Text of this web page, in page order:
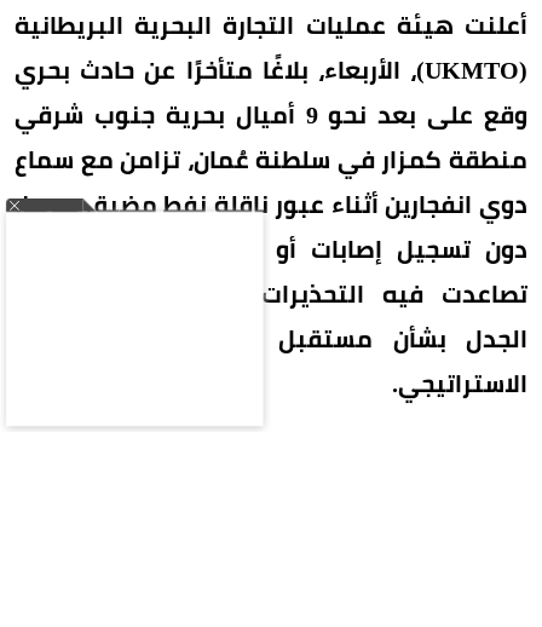
أعلنت هيئة عمليات التجارة البحرية البريطانية
(UKMTO)، الأربعاء، بلاغًا متأخرًا عن حادث بحري
وقع على بعد نحو 9 أميال بحرية جنوب شرقي
منطقة كمزار في سلطنة عُمان، تزامن مع سماع
دوي انفجارين أثناء عبور ناقلة نفط مضيق هرمز،
دون تسجيل إصابات أو أضرار بيئية، في وقت
تصاعدت فيه التحذيرات الملاحية وسط تجدد
الجدل بشأن مستقبل الملاحة في المضيق
الاستراتيجي.